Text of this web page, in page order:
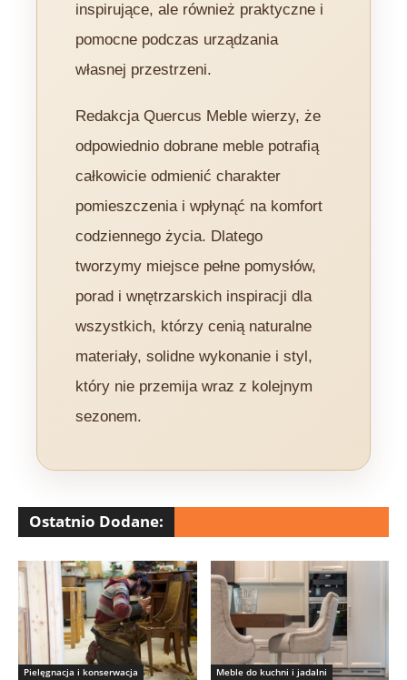
inspirujące, ale również praktyczne i
pomocne podczas urządzania
własnej przestrzeni.
Redakcja Quercus Meble wierzy, że
odpowiednio dobrane meble potrafią
całkowicie odmienić charakter
pomieszczenia i wpłynąć na komfort
codziennego życia. Dlatego
tworzymy miejsce pełne pomysłów,
porad i wnętrzarskich inspiracji dla
wszystkich, którzy cenią naturalne
materiały, solidne wykonanie i styl,
który nie przemija wraz z kolejnym
sezonem.
Ostatnio Dodane:
Pielęgnacja i konserwacja Meble do kuchni i jadalni